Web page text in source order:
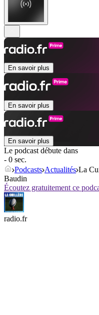
En savoir plus
En savoir plus
En savoir plus
Le podcast débute dans
- 0 sec.
Podcasts Actualités La
Baudin
Écoutez gratuitement ce
radio.fr